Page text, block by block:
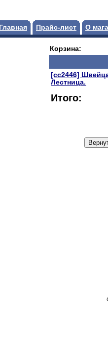
Главная Прайс-лист О
Корзина:
[сс2446]
Лестница.
Итого: